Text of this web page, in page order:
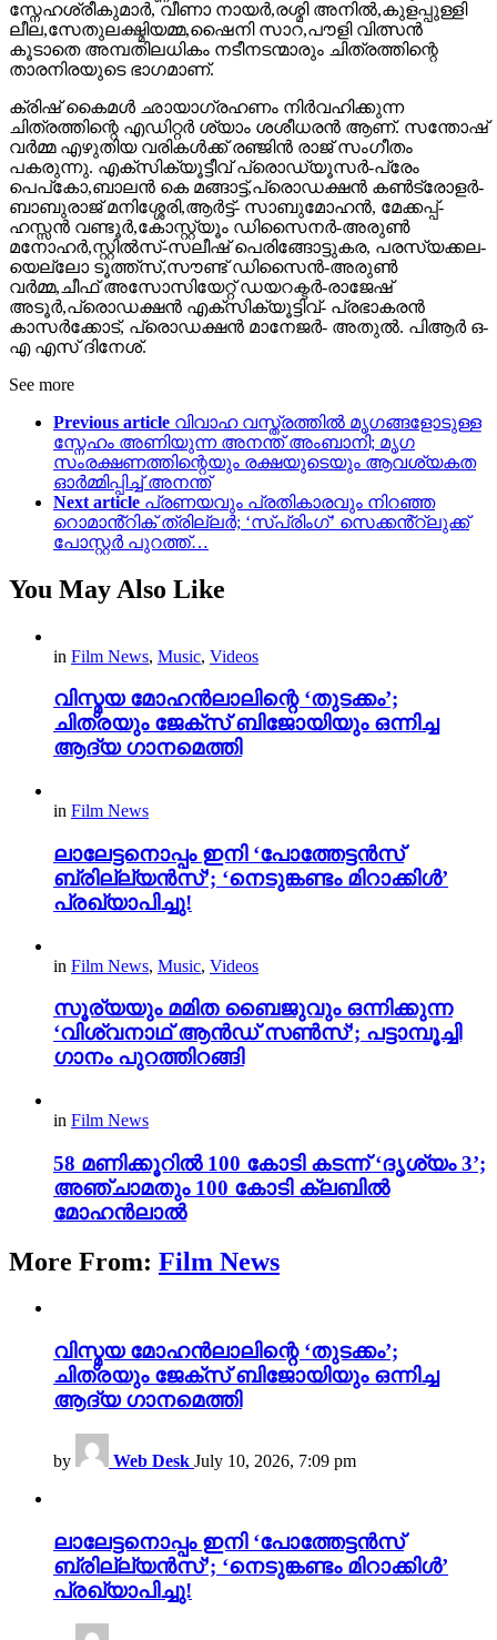
സ്നേഹശ്രീകുമാർ, വീണാ നായർ,രശ്മി അനിൽ,കുളപ്പുള്ളി
ലീല,സേതുലക്ഷ്മിയമ്മ,ഷൈനി സാറ,പൗളി വിത്സൻ
കൂടാതെ അമ്പതിലധികം നടീനടന്മാരും ചിത്രത്തിന്റെ
താരനിരയുടെ ഭാഗമാണ്.
ക്രിഷ് കൈമൾ ഛായാഗ്രഹണം നിർവഹിക്കുന്ന
ചിത്രത്തിന്റെ എഡിറ്റർ ശ്യാം ശശീധരൻ ആണ്. സന്തോഷ്
വർമ്മ എഴുതിയ വരികൾക്ക് രഞ്ജിൻ രാജ് സംഗീതം
പകരുന്നു. എക്സിക്യൂട്ടീവ് പ്രൊഡ്യൂസർ-പ്രേം
പെപ്കോ,ബാലൻ കെ മങ്ങാട്ട്,പ്രൊഡക്ഷൻ കൺട്രോളർ-
ബാബുരാജ് മനിശ്ശേരി,ആർട്ട്- സാബുമോഹൻ, മേക്കപ്പ്-
ഹസ്സൻ വണ്ടൂർ,കോസ്റ്റ്യൂം ഡിസൈനർ-അരുൺ
മനോഹർ,സ്റ്റിൽസ്-സലീഷ് പെരിങ്ങോട്ടുകര, പരസ്യക്കല-
യെല്ലോ ടൂത്ത്സ്,സൗണ്ട് ഡിസൈൻ-അരുൺ
വർമ്മ,ചീഫ് അസോസിയേറ്റ് ഡയറക്ടർ-രാജേഷ്
അടൂർ,പ്രൊഡക്ഷൻ എക്സിക്യൂട്ടിവ്- പ്രഭാകരൻ
കാസർക്കോട്, പ്രൊഡക്ഷൻ മാനേജർ- അതുൽ. പിആർ ഒ-
എ എസ് ദിനേശ്.
See more
Previous article വിവാഹ വസ്ത്രത്തിൽ മൃഗങ്ങളോടുള്ള
സ്നേഹം അണിയുന്ന അനന്ത് അംബാനി; മൃഗ
സംരക്ഷണത്തിന്റെയും രക്ഷയുടെയും ആവശ്യകത
ഓർമ്മിപ്പിച്ച് അനന്ത്
Next article പ്രണയവും പ്രതികാരവും നിറഞ്ഞ
റൊമാൻ്റിക് ത്രില്ലർ; ‘സ്പ്രിംഗ്’ സെക്കൻ്റ്ലുക്ക്
പോസ്റ്റർ പുറത്ത്…
You May Also Like
in Film News, Music, Videos
വിസ്മയ മോഹൻലാലിന്റെ ‘തുടക്കം’;
ചിത്രയും ജേക്സ് ബിജോയിയും ഒന്നിച്ച
ആദ്യ ഗാനമെത്തി
in Film News
ലാലേട്ടനൊപ്പം ഇനി ‘പോത്തേട്ടൻസ്
ബ്രില്ല്യൻസ്’; ‘നെടുങ്കണ്ടം മിറാക്കിൾ’
പ്രഖ്യാപിച്ചു!
in Film News, Music, Videos
സൂര്യയും മമിത ബൈജുവും ഒന്നിക്കുന്ന
‘വിശ്വനാഥ് ആൻഡ് സൺസ്’; പട്ടാമ്പൂച്ചി
ഗാനം പുറത്തിറങ്ങി
in Film News
58 മണിക്കൂറിൽ 100 കോടി കടന്ന് ‘ദൃശ്യം 3’;
അഞ്ചാമതും 100 കോടി ക്ലബിൽ
മോഹൻലാൽ
More From: Film News
വിസ്മയ മോഹൻലാലിന്റെ ‘തുടക്കം’;
ചിത്രയും ജേക്സ് ബിജോയിയും ഒന്നിച്ച
ആദ്യ ഗാനമെത്തി
by Web Desk July 10, 2026, 7:09 pm
ലാലേട്ടനൊപ്പം ഇനി ‘പോത്തേട്ടൻസ്
ബ്രില്ല്യൻസ്’; ‘നെടുങ്കണ്ടം മിറാക്കിൾ’
പ്രഖ്യാപിച്ചു!